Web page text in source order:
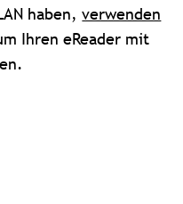
haben,verwenden
Ihren eReader mit